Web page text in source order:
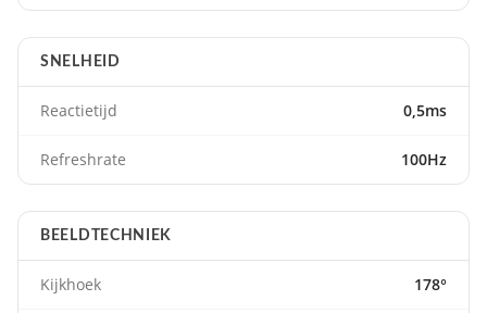
SNELHEID
Reactietijd 0,5ms
Refreshrate 100Hz
BEELDTECHNIEK
Kijkhoek 178°